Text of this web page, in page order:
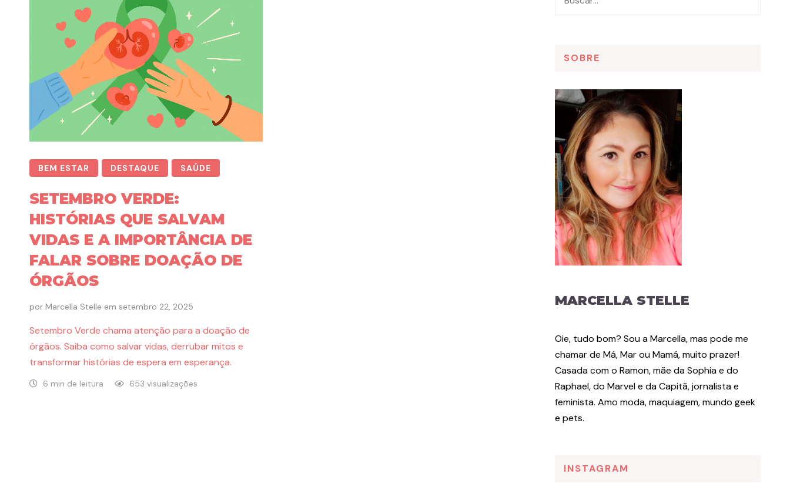
BEM ESTAR DESTAQUE SAÚDE
SETEMBRO VERDE:
HISTÓRIAS QUE SALVAM
VIDAS E A IMPORTÂNCIA DE
FALAR SOBRE DOAÇÃO DE
ÓRGÃOS
por Marcella Stelle em setembro 22, 2025
Setembro Verde chama atenção para a doação de
órgãos. Saiba como salvar vidas, derrubar mitos e
transformar histórias de espera em esperança.
6 min de leitura 653 visualizações
SOBRE
MARCELLA STELLE
Oie, tudo bom? Sou a Marcella, mas pode me
chamar de Má, Mar ou Mamá, muito prazer!
Casada com o Ramon, mãe da Sophia e do
Raphael, do Marvel e da Capitã, jornalista e
feminista. Amo moda, maquiagem, mundo geek
e pets.
INSTAGRAM